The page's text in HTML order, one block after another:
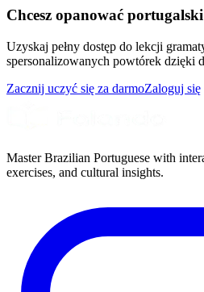
Chcesz opanować
Uzyskaj pełny dostęp do lekcji
spersonalizowanych powtórek dzięki
Zacznij uczyć się za darmoZaloguj się
Master Brazilian Portuguese with
exercises, and cultural insights.